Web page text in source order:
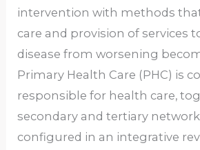
intervention with methods
care and provision of services
disease from worsening
Primary Health Care (PHC) is
responsible for health care,
secondary and tertiary network
configured in an integrative